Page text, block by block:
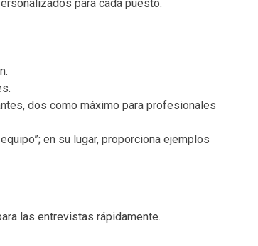
para cada puesto.
dos como máximo para profesionales
en su lugar, proporciona ejemplos
las entrevistas rápidamente.